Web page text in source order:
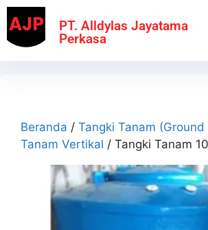
PT. Alldylas Jayatama
Perkasa
Beranda / Tangki Tanam (Ground
Tanam Vertikal / Tangki Tanam